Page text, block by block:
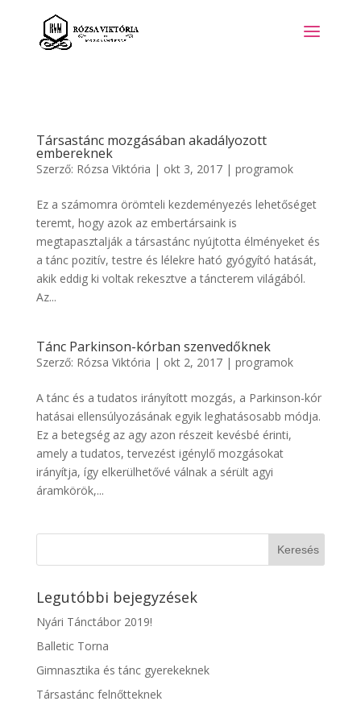
Társastánc mozgásában akadályozott
embereknek
Szerző: Rózsa Viktória | okt 3, 2017| programok
Ez a számomra örömteli kezdeményezés lehetőséget
teremt, hogy azok az embertársaink is
megtapasztalják a társastánc nyújtotta élményeket és
a tánc pozitív, testre és lélekre ható gyógyító hatását,
akik eddig ki voltak rekesztve a táncterem világából.
Az...
Tánc Parkinson-kórban szenvedőknek
Szerző: Rózsa Viktória | okt 2, 2017| programok
A tánc és a tudatos irányított mozgás, a Parkinson-kór
hatásai ellensúlyozásának egyik leghatásosabb módja.
Ez a betegség az agy azon részeit kevésbé érinti,
amely a tudatos, tervezést igénylő mozgásokat
irányítja, így elkerülhetővé válnak a sérült agyi
áramkörök,...
Legutóbbi bejegyzések
Nyári Tánctábor 2019!
Balletic Torna
Gimnasztika és tánc gyerekeknek
Társastánc felnőtteknek